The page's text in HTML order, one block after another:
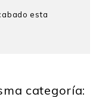
esta
categoría: